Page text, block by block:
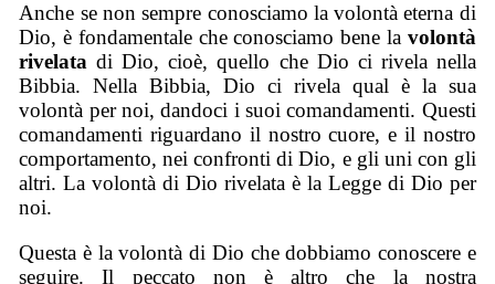
Anche se non sempre conosciamo la volontà eterna di
Dio, è fondamentale che conosciamo bene la volontà
rivelatadi Dio, cioè, quello che Dio ci rivela nella
Bibbia. Nella Bibbia, Dio ci rivela qual è la sua
volontà per noi, dandoci i suoi comandamenti. Questi
comandamenti riguardano il nostro cuore, e il nostro
comportamento, nei confronti di Dio, e gli uni con gli
altri. La volontà di Dio rivelata è la Legge di Dio per
noi.
Questa è la volontà di Dio che dobbiamo conoscere e
seguire. Il peccato non è altro che la nostra